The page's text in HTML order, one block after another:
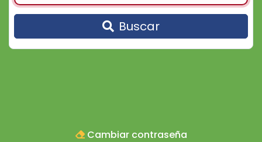
Buscar
Cambiar contraseña